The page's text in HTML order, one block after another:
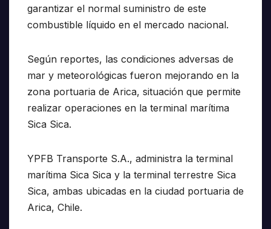
garantizar el normal suministro de este
combustible líquido en el mercado nacional.
Según reportes, las condiciones adversas de
mar y meteorológicas fueron mejorando en la
zona portuaria de Arica, situación que permite
realizar operaciones en la terminal marítima
Sica Sica.
YPFB Transporte S.A., administra la terminal
marítima Sica Sica y la terminal terrestre Sica
Sica, ambas ubicadas en la ciudad portuaria de
Arica, Chile.